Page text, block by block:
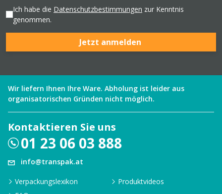
Ich habe die Datenschutzbestimmungen zur Kenntnis
genommen.
Jetzt anmelden
Wir liefern Ihnen Ihre Ware. Abholung ist leider aus
organisatorischen Gründen nicht möglich.
Kontaktieren Sie uns
01 23 06 03 888
info@transpak.at
Verpackungslexikon
Produktvideos